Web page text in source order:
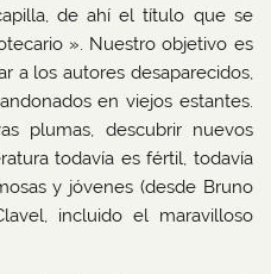
de ahí el título que se
». Nuestro objetivo es
a los autores desaparecidos,
en viejos estantes.
plumas, descubrir nuevos
todavía es fértil, todavía
y jóvenes (desde Bruno
incluido el maravilloso